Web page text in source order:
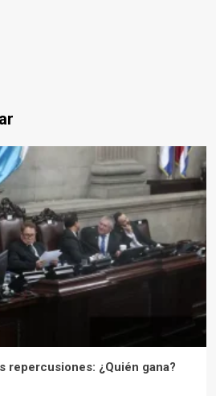
repercusiones: ¿Quién gana?